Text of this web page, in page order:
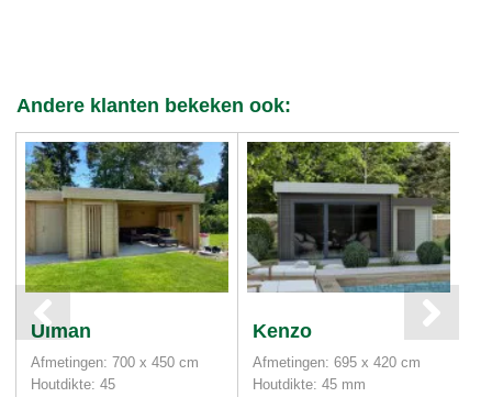
Andere klanten bekeken ook:
Ulman
Afmetingen: 700 x 450 cm
Houtdikte: 45
Kenzo
Afmetingen: 695 x 420 cm
Houtdikte: 45 mm